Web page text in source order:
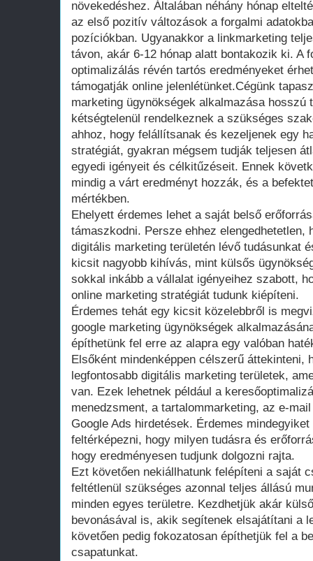
növekedéshez. Általában néhány hónap
az első pozitív változások a forgalmi
pozíciókban. Ugyanakkor a linkmarketing
távon, akár 6-12 hónap alatt bontakozik ki. A
optimalizálás révén tartós eredményeket
támogatják online jelenlétünket.Cégünk
marketing ügynökségek alkalmazása hosszú
kétségtelenül rendelkeznek a szükséges
ahhoz, hogy felállítsanak és kezeljenek egy
stratégiát, gyakran mégsem tudják teljesen
egyedi igényeit és célkitűzéseit. Ennek
mindig a várt eredményt hozzák, és a
mértékben.
Ehelyett érdemes lehet a saját belső
támaszkodni. Persze ehhez elengedhetetlen,
digitális marketing területén lévő tudásunkat
kicsit nagyobb kihívás, mint külsős
sokkal inkább a vállalat igényeihez szabott,
online marketing stratégiát tudunk kiépíteni.
Érdemes tehát egy kicsit közelebbről is
google marketing ügynökségek
építhetünk fel erre az alapra egy valóban
Elsőként mindenképpen célszerű áttekinteni,
legfontosabb digitális marketing területek,
van. Ezek lehetnek például a
menedzsment, a tartalommarketing, az e-
Google Ads hirdetések. Érdemes
feltérképezni, hogy milyen tudásra és
hogy eredményesen tudjunk dolgozni rajta.
Ezt követően nekiállhatunk felépíteni a saját
feltétlenül szükséges azonnal teljes állású
minden egyes területre. Kezdhetjük akár
bevonásával is, akik segítenek elsajátítani a
követően pedig fokozatosan építhetjük fel a
csapatunkat.